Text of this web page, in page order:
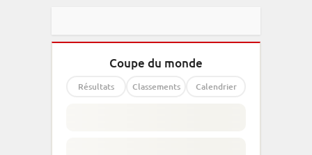
Coupe du monde
Résultats Classements Calendrier